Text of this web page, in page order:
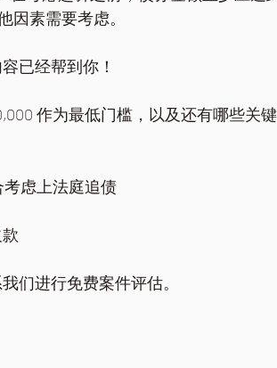
素需要考虑。
已经帮到你！
作为最低门槛，以及还有哪些关
考虑上法庭追债
们进行免费案件评估。